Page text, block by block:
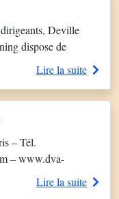
Ingénierie/PI,
Deville
dispose de
la quasi totalité
et respecte des
Lire la suite
– Tél.
– www.dva-
Nombre de
Lire la suite